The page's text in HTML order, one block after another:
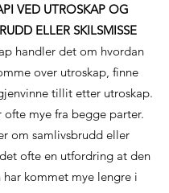
VED UTROSKAP OG
ELLER SKILSMISSE
handler det om hvordan
over utroskap, finne
tillit etter utroskap.
ofte mye fra begge parter.
om samlivsbrudd eller
ofte en utfordring at den
har kommet mye lengre i